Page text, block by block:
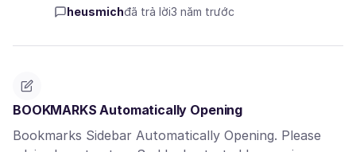
heusmichđã trả lời3 năm trước
BOOKMARKS Automatically Opening
Bookmarks Sidebar Automatically Opening. Please